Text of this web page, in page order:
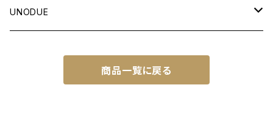
T-SHIRT
BAG
WOVEN TOTEBAG A4W
ORIGINAL DESIGN
NATIONAL IDENTITY SERIES
UNODUE
FUTSAL BALL
SOCCER NOTE
商品一覧に戻る